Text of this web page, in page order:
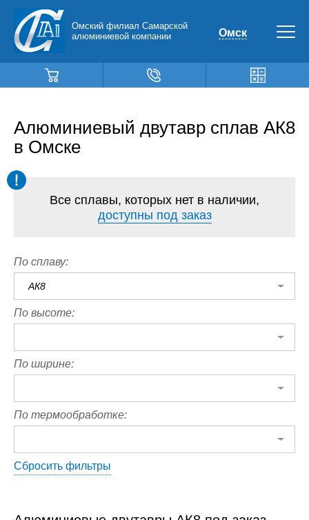
Омский филиал Самарской
алюминиевой компании
Омск
Алюминиевый двутавр сплав АК8
в Омске
Все сплавы, которых нет в наличии,
доступны под заказ
По сплаву:
АК8
По высоте:
По ширине:
По термообработке:
Сбросить фильтры